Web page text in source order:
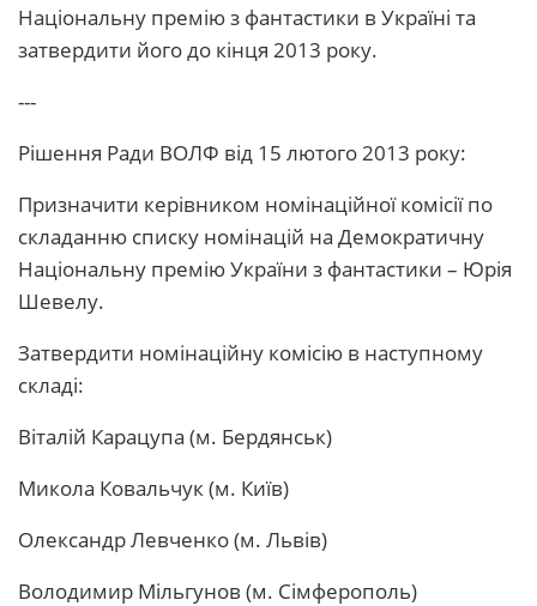
Національну премію з фантастики в Україні та
затвердити його до кінця 2013 року.
---
Рішення Ради ВОЛФ від 15 лютого 2013 року:
Призначити керівником номінаційної комісії по
складанню списку номінацій на Демократичну
Національну премію України з фантастики – Юрія
Шевелу.
Затвердити номінаційну комісію в наступному
складі:
Віталій Карацупа (м. Бердянськ)
Микола Ковальчук (м. Київ)
Олександр Левченко (м. Львів)
Володимир Мільгунов (м. Сімферополь)